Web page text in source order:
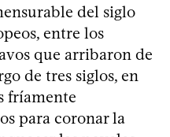
del siglo
entre los
que arribaron de
de tres siglos, en
fríamente
para coronar la